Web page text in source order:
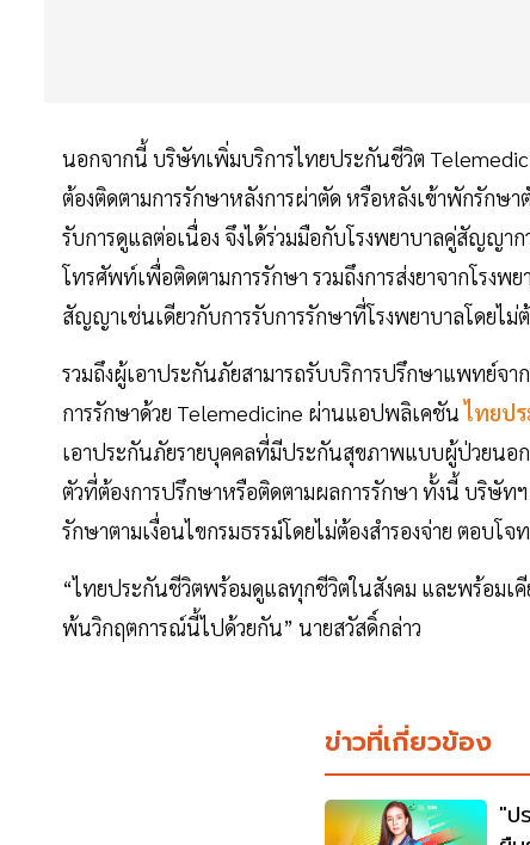
นอกจากนี้ บริษัทเพิ่มบริการไทยประกันชีวิต
ต้องติดตามการรักษาหลังการผ่าตัด หรือหลังเข้าพักรักษา
รับการดูแลต่อเนื่อง จึงได้ร่วมมือกับโรงพยาบาลคู่สัญญา
โทรศัพท์เพื่อติดตามการรักษา รวมถึงการส่งยาจากโรงพ
สัญญาเช่นเดียวกับการรับการรักษาที่โรงพยาบาลโดยไม่ต้
รวมถึงผู้เอาประกันภัยสามารถรับบริการปรึกษาแพทย์จ
การรักษาด้วย Telemedicine ผ่านแอปพลิเคชันไทยป
เอาประกันภัยรายบุคคลที่มีประกันสุขภาพแบบผู้ป่วยนอก
ตัวที่ต้องการปรึกษาหรือติดตามผลการรักษา ทั้งนี้ บริษัทฯ
รักษาตามเงื่อนไขกรมธรรม์โดยไม่ต้องสำรองจ่าย ตอบ
“ไทยประกันชีวิตพร้อมดูแลทุกชีวิตในสังคม และพร้อมเ
พ้นวิกฤตการณ์นี้ไปด้วยกัน” นายสวัสดิ์กล่าว
ข่าวที่เกี่ยวข้อง
"ป